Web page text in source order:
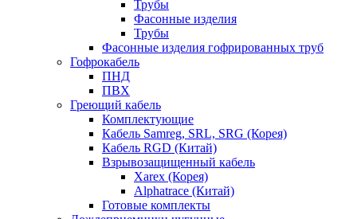
Трубы
Фасонные изделия
Трубы
Фасонные изделия гофрированных труб
Гофрокабель
ПНД
ПВХ
Греющий кабель
Комплектующие
Кабель Samreg, SRL, SRG (Корея)
Кабель RGD (Китай)
Взрывозащищенный кабель
Xarex (Корея)
Alphatrace (Китай)
Готовые комплекты